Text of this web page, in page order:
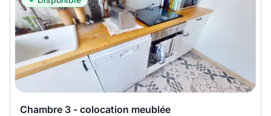
Chambre 3 - colocation meublée